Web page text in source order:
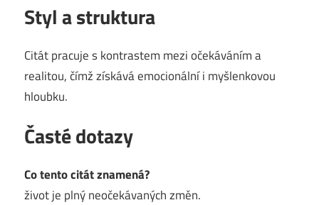
Styl a struktura
Citát pracuje s kontrastem mezi očekáváním a
realitou, čímž získává emocionální i myšlenkovou
hloubku.
Časté dotazy
Co tento citát znamená?
život je plný neočekávaných změn.